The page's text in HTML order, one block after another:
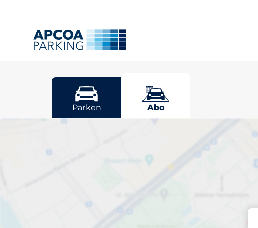
Lübeck
Parken Abo
Wählen Sie
Stellplatz in